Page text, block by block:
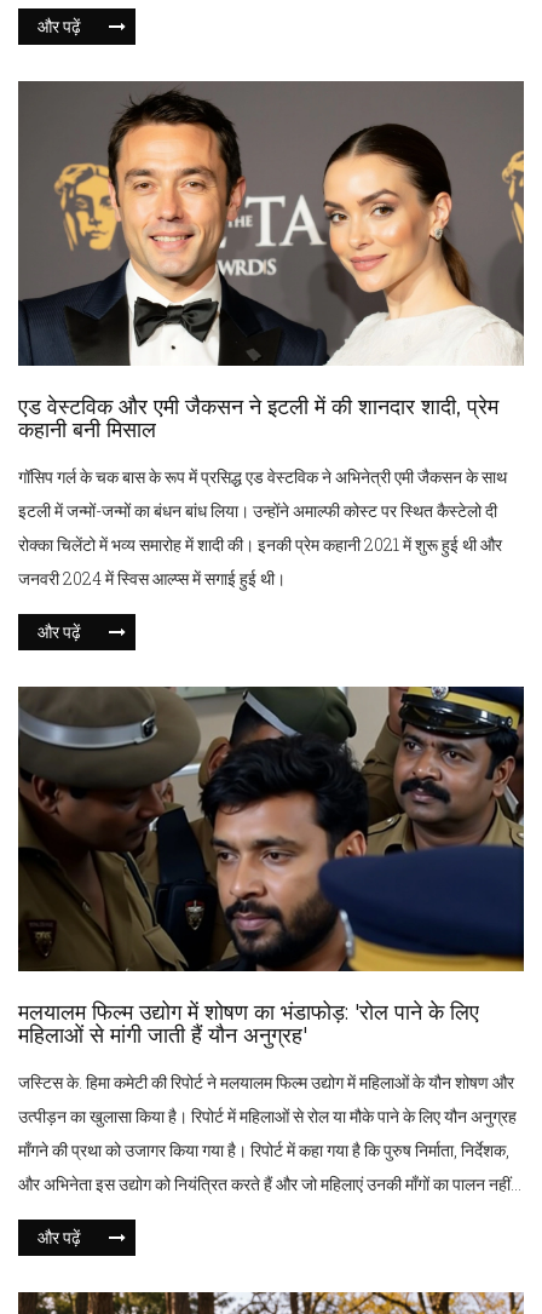
और पढ़ें
एड वेस्टविक और एमी जैकसन ने इटली में की शानदार शादी, प्रेम
कहानी बनी मिसाल
गॉसिप गर्ल के चक बास के रूप में प्रसिद्ध एड वेस्टविक ने अभिनेत्री एमी जैकसन के साथ
इटली में जन्मों-जन्मों का बंधन बांध लिया। उन्होंने अमाल्फी कोस्ट पर स्थित कैस्टेलो दी
रोक्का चिलेंटो में भव्य समारोह में शादी की। इनकी प्रेम कहानी 2021 में शुरू हुई थी और
जनवरी 2024 में स्विस आल्प्स में सगाई हुई थी।
और पढ़ें
मलयालम फिल्म उद्योग में शोषण का भंडाफोड़: 'रोल पाने के लिए
महिलाओं से मांगी जाती हैं यौन अनुग्रह'
जस्टिस के. हिमा कमेटी की रिपोर्ट ने मलयालम फिल्म उद्योग में महिलाओं के यौन शोषण और
उत्पीड़न का खुलासा किया है। रिपोर्ट में महिलाओं से रोल या मौके पाने के लिए यौन अनुग्रह
माँगने की प्रथा को उजागर किया गया है। रिपोर्ट में कहा गया है कि पुरुष निर्माता, निर्देशक,
और अभिनेता इस उद्योग को नियंत्रित करते हैं और जो महिलाएं उनकी माँगों का पालन नहीं
करतीं, उन्हें प्रतिबंधित कर दिया जाता है।
और पढ़ें